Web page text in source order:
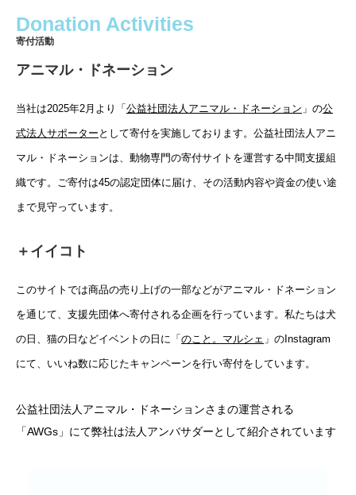
Donation Activities
寄付活動
アニマル・ドネーション
当社は2025年2月より「 公益社団法人アニマル・ドネーション 」の公
式法人サポーター として寄付を実施しております。公益社団法人アニ
マル・ドネーションは、動物専門の寄付サイトを運営する中間支援組
織です。ご寄付は45の認定団体に届け、その活動内容や資金の使い途
まで見守っています。
＋イイコト
このサイトでは商品の売り上げの一部などがアニマル・ドネーション
を通じて、支援先団体へ寄付される企画を行っています。私たちは犬
の日、猫の日などイベントの日に「 のこと。マルシェ 」のInstagram
にて、いいね数に応じたキャンペーンを行い寄付をしています。
公益社団法人アニマル・ドネーションさまの運営される
「AWGs」にて弊社は法人アンバサダーとして紹介されています